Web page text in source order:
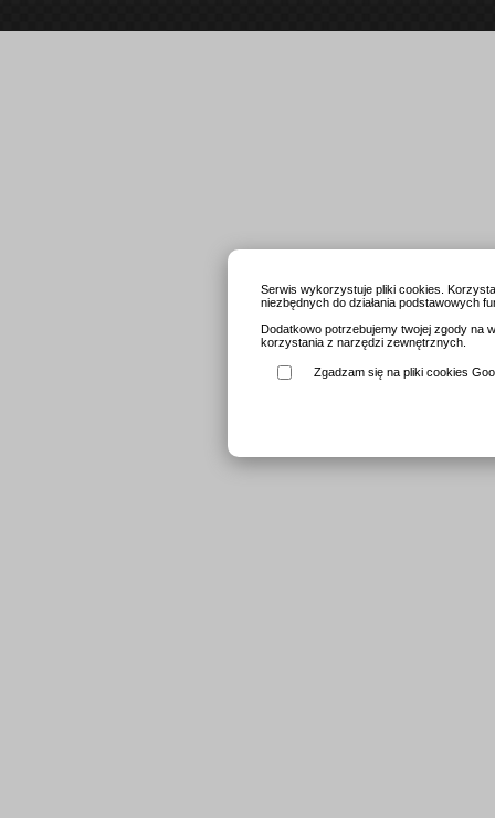
Serwis wykorzystuje pliki cookies.
niezbędnych do działania podstawowych
Dodatkowo potrzebujemy twojej zgody na
korzystania z narzędzi zewnętrznych.
Zgadzam się na pliki cookies